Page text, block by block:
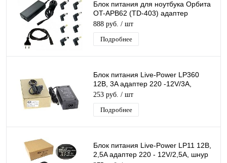
Блок питания для ноутбука Орбита
OT-APB62 (TD-403) адаптер
питания универсальный (40Вт, 8
разъёмов)
888 руб. / шт
Подробнее
Блок питания Live-Power LP360
12В, 3A адаптер 220 -12V/3A,
штекер 5.5*2,5 мм
253 руб. / шт
Подробнее
Блок питания Live-Power LP11 12В,
2,5A адаптер 220 - 12V/2,5A, шнур